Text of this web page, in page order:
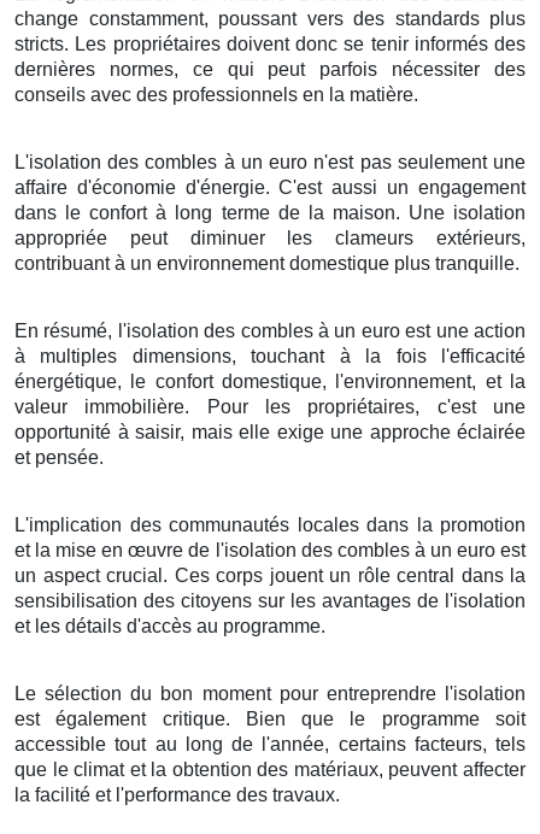
change constamment, poussant vers des standards plus
stricts. Les propriétaires doivent donc se tenir informés des
dernières normes, ce qui peut parfois nécessiter des
conseils avec des professionnels en la matière.
L'isolation des combles à un euro n'est pas seulement une
affaire d'économie d'énergie. C'est aussi un engagement
dans le confort à long terme de la maison. Une isolation
appropriée peut diminuer les clameurs extérieurs,
contribuant à un environnement domestique plus tranquille.
En résumé, l'isolation des combles à un euro est une action
à multiples dimensions, touchant à la fois l'efficacité
énergétique, le confort domestique, l'environnement, et la
valeur immobilière. Pour les propriétaires, c'est une
opportunité à saisir, mais elle exige une approche éclairée
et pensée.
L'implication des communautés locales dans la promotion
et la mise en œuvre de l'isolation des combles à un euro est
un aspect crucial. Ces corps jouent un rôle central dans la
sensibilisation des citoyens sur les avantages de l'isolation
et les détails d'accès au programme.
Le sélection du bon moment pour entreprendre l'isolation
est également critique. Bien que le programme soit
accessible tout au long de l'année, certains facteurs, tels
que le climat et la obtention des matériaux, peuvent affecter
la facilité et l'performance des travaux.